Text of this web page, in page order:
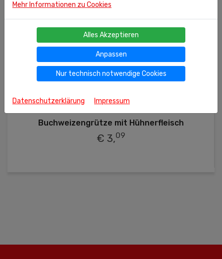
400g (kg = 7.73 €)
Buchweizengrütze mit Hühnerfleisch
€ 3,09
Mehr Informationen zu Cookies
Alles Akzeptieren
Anpassen
Nur technisch notwendige Cookies
Datenschutzerklärung Impressum